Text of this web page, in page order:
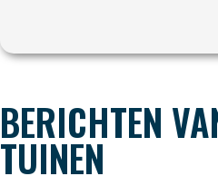
BERICHTEN
TUINEN